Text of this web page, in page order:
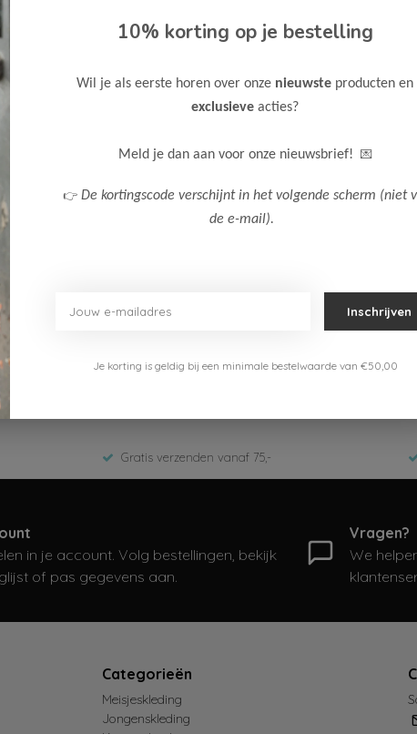
Gratis verzenden vanaf 75,-
Verzenden 1-3 werkdagen
Neem
Gratis verzenden vanaf 75,-
in je account. Volg bestellingen, bekijk
of pas gegevens aan.
Vragen?
We
Categorieën
Meisjeskleding
Jongenskleding
10% korting op je bestelling
Wil je als eerste horen over onze nieuwste producten en
exclusieve acties?
Meld je dan aan voor onze nieuwsbrief! 💌
👉 De kortingscode verschijnt in het volgende scherm (niet
de e-mail).
Inschrijven
Je korting is geldig bij een minimale bestelwaarde van €50,00